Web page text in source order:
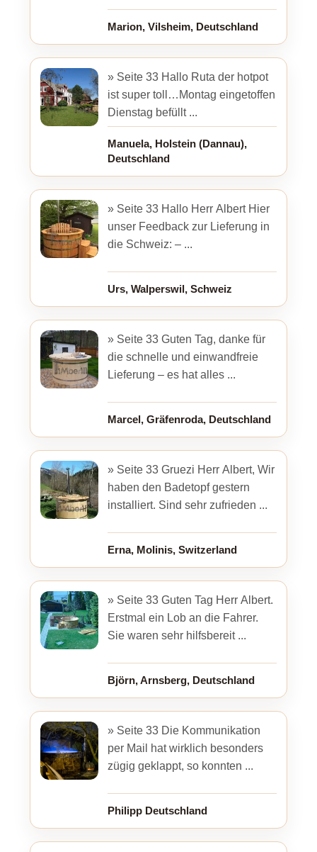
Marion, Vilsheim, Deutschland
» Seite 33 Hallo Ruta der hotpot
ist super toll…Montag eingetoffen
Dienstag befüllt ...
Manuela, Holstein (Dannau),
Deutschland
» Seite 33 Hallo Herr Albert Hier
unser Feedback zur Lieferung in
die Schweiz: – ...
Urs, Walperswil, Schweiz
» Seite 33 Guten Tag, danke für
die schnelle und einwandfreie
Lieferung – es hat alles ...
Marcel, Gräfenroda, Deutschland
» Seite 33 Gruezi Herr Albert, Wir
haben den Badetopf gestern
installiert. Sind sehr zufrieden ...
Erna, Molinis, Switzerland
» Seite 33 Guten Tag Herr Albert.
Erstmal ein Lob an die Fahrer.
Sie waren sehr hilfsbereit ...
Björn, Arnsberg, Deutschland
» Seite 33 Die Kommunikation
per Mail hat wirklich besonders
zügig geklappt, so konnten ...
Philipp Deutschland